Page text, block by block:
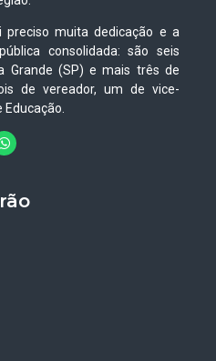
muita dedicação e a
consolidada: são seis
Grande (SP) e mais três de
de vereador, um de vice-